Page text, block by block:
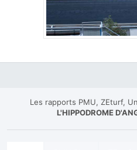
Les rapports PMU, ZEturf,
L'HIPPODROME